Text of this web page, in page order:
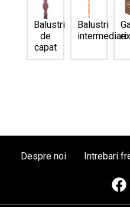
Balustri
de
capat
Balustri
intermediari
Despre noi Intrebari
F